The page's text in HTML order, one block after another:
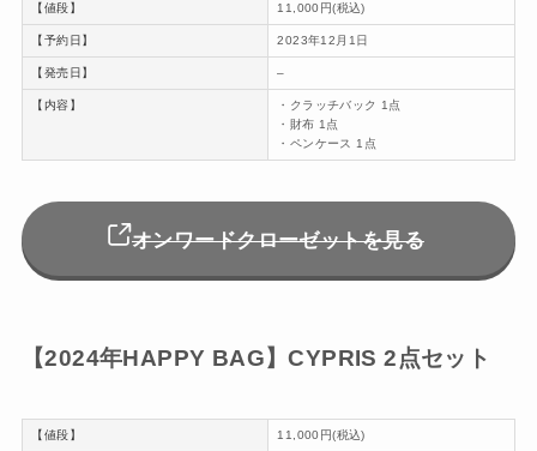
【値段】 11,000円(税込)
【予約日】 2023年12月1日
【発売日】 –
【内容】
・クラッチバック 1点
・財布 1点
・ペンケース 1点
オンワードクローゼットを見る
【2024年HAPPY BAG】CYPRIS 2点セット
【値段】 11,000円(税込)